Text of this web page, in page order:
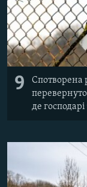
9
Спотворена
де